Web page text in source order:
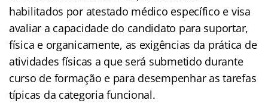
habilitados por atestado médico específico e visa
avaliar a capacidade do candidato para suportar,
física e organicamente, as exigências da prática de
atividades físicas a que será submetido durante
curso de formação e para desempenhar as tarefas
típicas da categoria funcional.